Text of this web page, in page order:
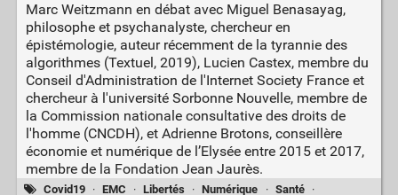
Marc Weitzmann en débat avec Miguel Benasayag,
philosophe et psychanalyste, chercheur en
épistémologie, auteur récemment de la tyrannie des
algorithmes (Textuel, 2019), Lucien Castex, membre du
Conseil d'Administration de l'Internet Society France et
chercheur à l'université Sorbonne Nouvelle, membre de
la Commission nationale consultative des droits de
l'homme (CNCDH), et Adrienne Brotons, conseillère
économie et numérique de l’Elysée entre 2015 et 2017,
membre de la Fondation Jean Jaurès.
Covid19 · EMC · Libertés · Numérique · Santé ·